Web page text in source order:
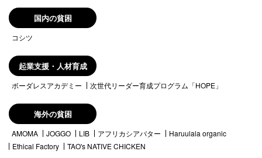
国内の貧困
コシツ
起業支援・人材育成
ボーダレスアカデミー 次世代リーダー育成プログラム「HOPE」
海外の貧困
AMOMA JOGGO LIB アフリカシアバター
Haruulala organic
Ethical Factory
TAO's NATIVE CHICKEN